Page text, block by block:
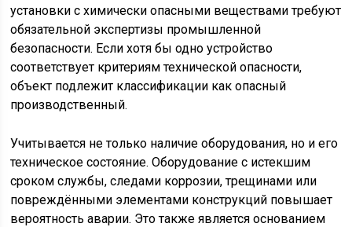
установки с химически опасными веществами требуют
обязательной экспертизы промышленной
безопасности. Если хотя бы одно устройство
соответствует критериям технической опасности,
объект подлежит классификации как опасный
производственный.
Учитывается не только наличие оборудования, но и его
техническое состояние. Оборудование с истекшим
сроком службы, следами коррозии, трещинами или
повреждёнными элементами конструкций повышает
вероятность аварии. Это также является основанием